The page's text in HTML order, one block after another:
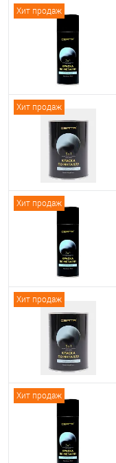
Хит продаж
Хит продаж
Хит продаж
Хит продаж
Хит продаж